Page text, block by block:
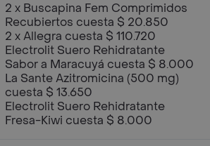
2 x Buscapina Fem Comprimidos
Recubiertos cuesta $ 20.850
2 x Allegra cuesta $ 110.720
Electrolit Suero Rehidratante
Sabor a Maracuyá cuesta $ 8.000
La Sante Azitromicina (500 mg)
cuesta $ 13.650
Electrolit Suero Rehidratante
Fresa-Kiwi cuesta $ 8.000